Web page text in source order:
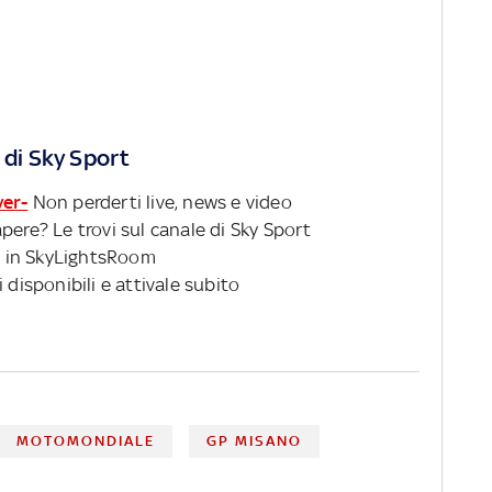
Sky Sport
Non perderti live, news e video
Le trovi sul canale di Sky Sport
SkyLightsRoom
disponibili e attivale subito
MOTOMONDIALE GP MISANO